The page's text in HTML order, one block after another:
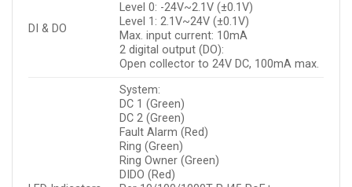
DI & DO
Level 0: -24V~2.1V (±0.1V)
Level 1: 2.1V~24V (±0.1V)
Max. input current: 10mA
2 digital output (DO):
Open collector to 24V DC, 100mA max.
System:
DC 1 (Green)
DC 2 (Green)
Fault Alarm (Red)
Ring (Green)
Ring Owner (Green)
DIDO (Red)